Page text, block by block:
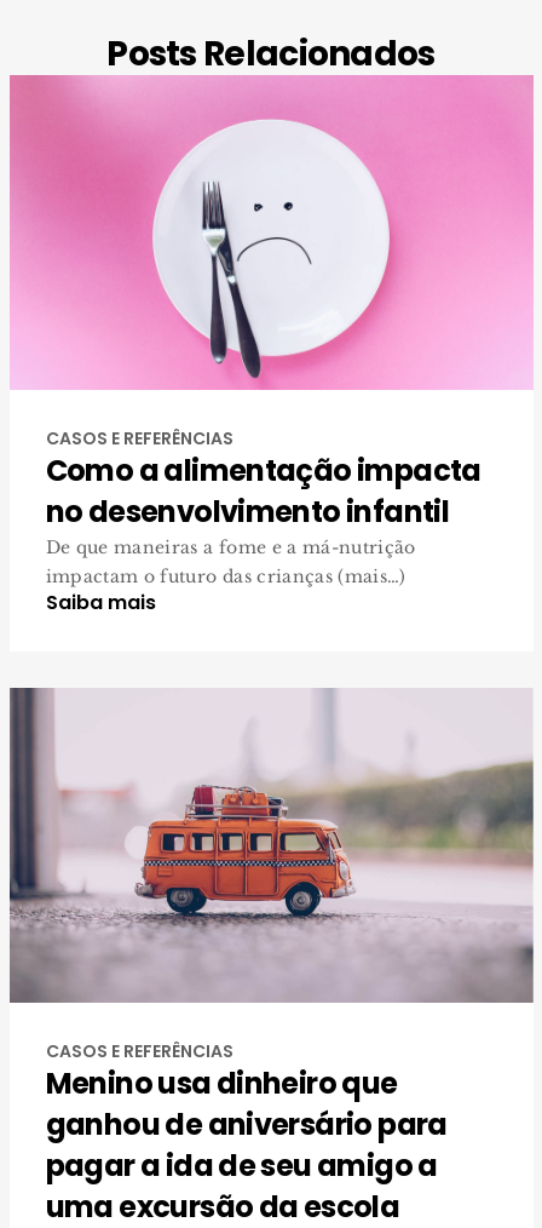
Posts Relacionados
CASOS E REFERÊNCIAS
Como a alimentação impacta
no desenvolvimento infantil
De que maneiras a fome e a má-nutrição
impactam o futuro das crianças (mais…)
Saiba mais
CASOS E REFERÊNCIAS
Menino usa dinheiro que
ganhou de aniversário para
pagar a ida de seu amigo a
uma excursão da escola